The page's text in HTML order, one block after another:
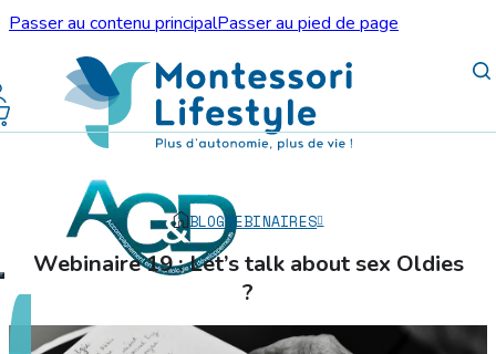
Passer au contenu principalPasser au pied de page
BLOGWEBINAIRES
Webinaire 19 : Let’s talk about sex Oldies
?